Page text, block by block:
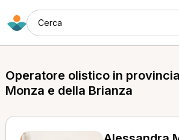
Cerca
Operatore olistico in
Monza e della Brianza